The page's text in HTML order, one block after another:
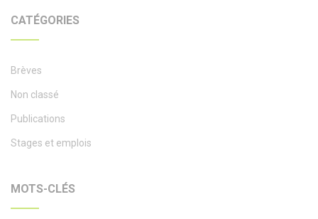
CATÉGORIES
Brèves
Non classé
Publications
Stages et emplois
MOTS-CLÉS